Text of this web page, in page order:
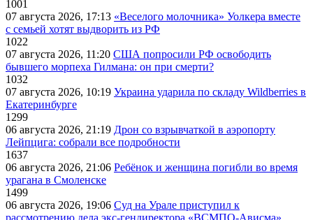
1001
07 августа 2026, 17:13 «Веселого молочника» Уолкера вместе
с семьей хотят выдворить из РФ
1022
07 августа 2026, 11:20 США попросили РФ освободить
бывшего морпеха Гилмана: он при смерти?
1032
07 августа 2026, 10:19 Украина ударила по складу Wildberries в
Екатеринбурге
1299
06 августа 2026, 21:19 Дрон со взрывчаткой в аэропорту
Лейпцига: собрали все подробности
1637
06 августа 2026, 21:06 Ребёнок и женщина погибли во время
урагана в Смоленске
1499
06 августа 2026, 19:06 Суд на Урале приступил к
рассмотрению дела экс-гендиректора «ВСМПО-Ависма»